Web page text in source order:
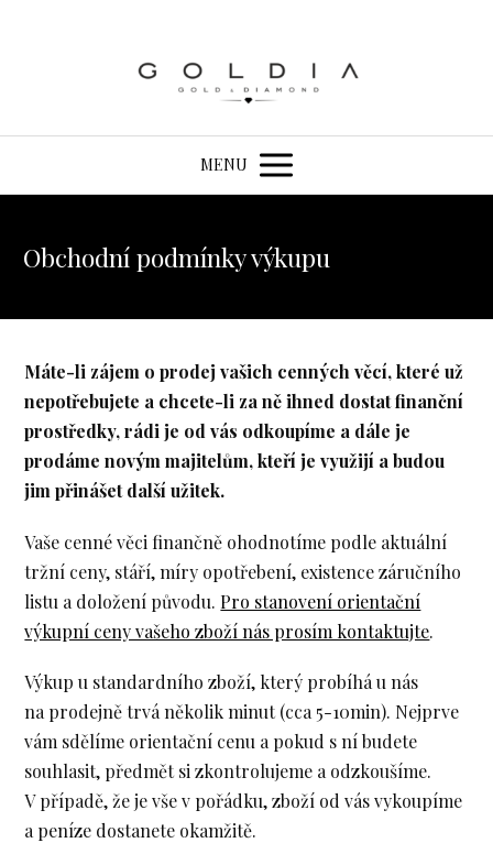
MENU
Obchodní podmínky výkupu
Máte-li zájem o prodej vašich cenných věcí, které už
nepotřebujete a chcete-li za ně ihned dostat finanční
prostředky, rádi je od vás odkoupíme a dále je
prodáme novým majitelům, kteří je využijí a budou
jim přinášet další užitek.
Vaše cenné věci finančně ohodnotíme podle aktuální
tržní ceny, stáří, míry opotřebení, existence záručního
listu a doložení původu. Pro stanovení orientační
výkupní ceny vašeho zboží nás prosím kontaktujte.
Výkup u standardního zboží, který probíhá u nás
na prodejně trvá několik minut (cca 5-10min). Nejprve
vám sdělíme orientační cenu a pokud s ní budete
souhlasit, předmět si zkontrolujeme a odzkoušíme.
V případě, že je vše v pořádku, zboží od vás vykoupíme
a peníze dostanete okamžitě.